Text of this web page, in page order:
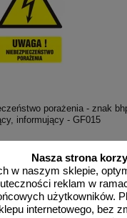
Nasza strona
w naszym sklepie,
reklam w
użytkowników.
internetowego, bez
porażenia - znak
informujący - GF015
2,96 zł